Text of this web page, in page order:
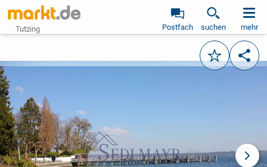
Tutzing Postfach suchen mehr
Merken
vorheriges Bild